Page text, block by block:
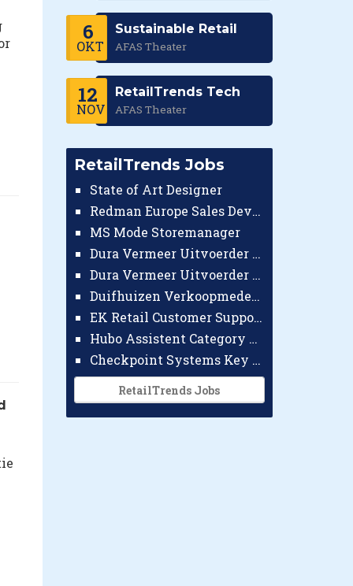
6
OKT
Sustainable Retail
AFAS Theater
12
NOV
RetailTrends Tech
AFAS Theater
RetailTrends Jobs
State of Art Designer
Redman Europe Sales Developer (Europe)
MS Mode Storemanager
Dura Vermeer Uitvoerder GWW Amsterdam
Dura Vermeer Uitvoerder Civiel Nijmegen
Duifhuizen Verkoopmedewerker Ridderkerk
EK Retail Customer Support Omnichannel
Hubo Assistent Category Manager
Checkpoint Systems Key Accountmanager Benelux
RetailTrends Jobs